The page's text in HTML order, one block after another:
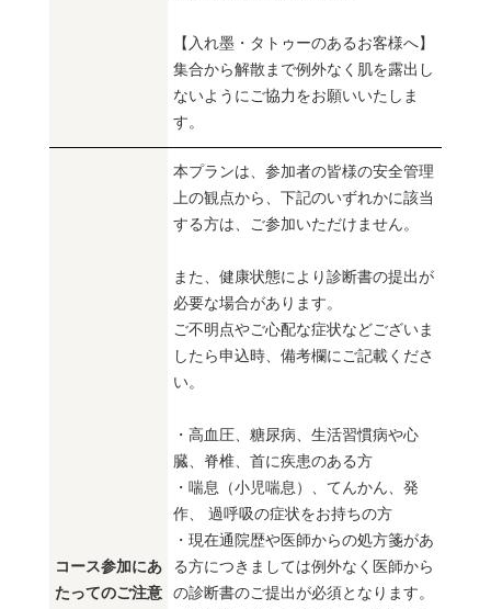
【入れ墨・タトゥーのあるお客様へ】
集合から解散まで例外なく肌を露出し
ないようにご協力をお願いいたしま
す。
コース参加にあ
たってのご注意
本プランは、参加者の皆様の安全管理
上の観点から、下記のいずれかに該当
する方は、ご参加いただけません。
また、健康状態により診断書の提出が
必要な場合があります。
ご不明点やご心配な症状などございま
したら申込時、備考欄にご記載くださ
い。
・高血圧、糖尿病、生活習慣病や心
臓、脊椎、首に疾患のある方
・喘息（小児喘息）、てんかん、発
作、 過呼吸の症状をお持ちの方
・現在通院歴や医師からの処方箋があ
る方につきましては例外なく医師から
の診断書のご提出が必須となります。